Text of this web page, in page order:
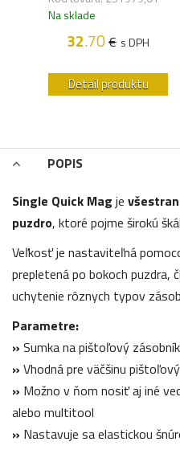
Na sklade
32.70€ s DPH
Detail produktu
POPIS
Single Quick Mag je
puzdro, ktoré pojme širokú
Veľkosť je nastaviteľná
prepletená po bokoch puzdra,
uchytenie rôznych typov
Parametre:
» Sumka na pištoľový zásobník
» Vhodná pre väčšinu
» Možno v ňom nosiť aj iné
alebo multitool
» Nastavuje sa elastickou